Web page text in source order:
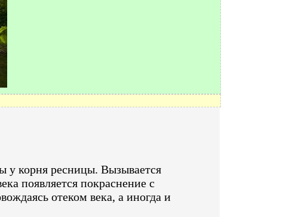
у корня ресницы. Вызывается
появляется покраснение с
отеком века, а иногда и